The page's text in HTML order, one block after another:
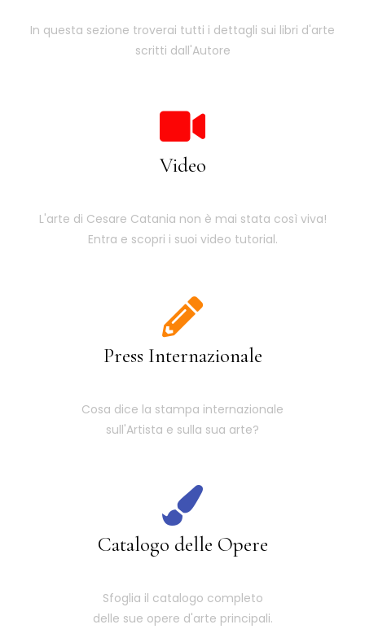
In questa sezione troverai tutti i dettagli sui libri d'arte
scritti dall'Autore
Video
L'arte di Cesare Catania non è mai stata così viva!
Entra e scopri i suoi video tutorial.
Press Internazionale
Cosa dice la stampa internazionale
sull'Artista e sulla sua arte?
Catalogo delle Opere
Sfoglia il catalogo completo
delle sue opere d'arte principali.